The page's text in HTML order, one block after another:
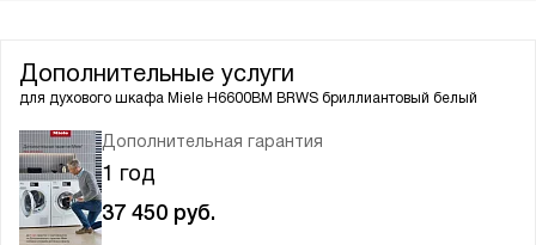
Дополнительные услуги
для духового шкафа Miele H6600BM BRWS бриллиантовый белый
Дополнительная гарантия
1 год
37 450 руб.